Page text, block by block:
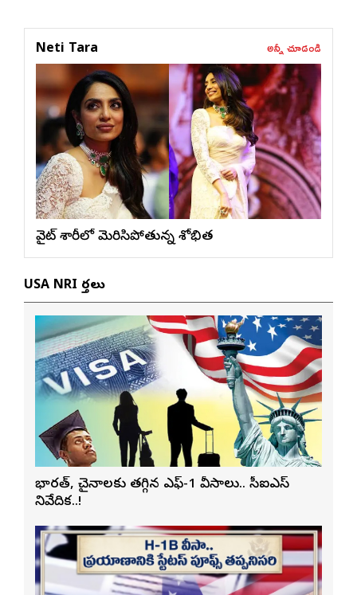
Neti Tara అన్నీ చూడండి
వైట్ శారీలో మెరిసిపోతున్న శోభిత
USA NRI వార్తలు
భారత్, చైనాలకు తగ్గిన ఎఫ్-1 వీసాలు.. సీఐఎస్
నివేదిక..!